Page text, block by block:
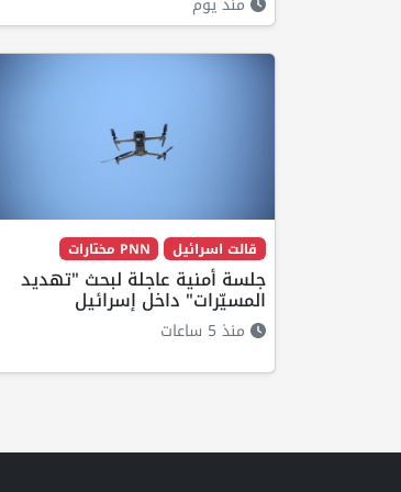
قالت اسرائيل PNN مختارات
جلسة أمنية عاجلة لبحث "تهديد
المسيّرات" داخل إسرائيل
منذ 5 ساعات